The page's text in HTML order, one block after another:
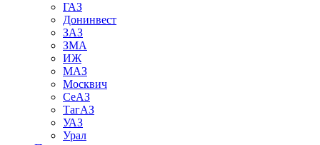
ГАЗ
Донинвест
ЗАЗ
ЗМА
ИЖ
МАЗ
Москвич
СеАЗ
ТагАЗ
УАЗ
Урал